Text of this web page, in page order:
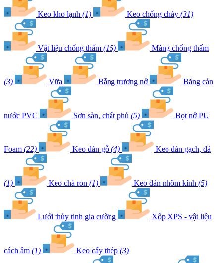
Keo kho lạnh (1) Keo chống cháy (31)
Vật liệu chống thấm (15) Màng chống thấm
(3) Vữa Bằng trương nở Băng cản
nước PVC Sơn sàn, chất phủ (5) Bọt nở PU
Foam (22) Keo dán gỗ (4) Keo dán gạch, đá
(1) Keo chà ron (1) Keo dán nhôm kính (5)
Lưới thủy tinh gia cường Xốp XPS - vật liệu
cách âm (1) Keo cấy thép (3)